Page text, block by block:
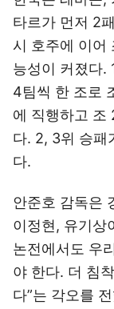
타르가 먼저 2
시 호주에 이어
능성이 커졌다.
4팀씩 한 조로
에 직행하고 조
다. 2, 3위 승패
다.
안준호 감독은
이정현, 유기상
논전에서도 우
야 한다. 더 침
다”는 각오를